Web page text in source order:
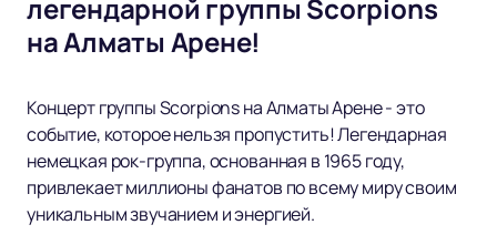
легендарной группы Scorpions
на Алматы Арене!
Концерт группы Scorpions на Алматы Арене - это
событие, которое нельзя пропустить! Легендарная
немецкая рок-группа, основанная в 1965 году,
привлекает миллионы фанатов по всему миру своим
уникальным звучанием и энергией.